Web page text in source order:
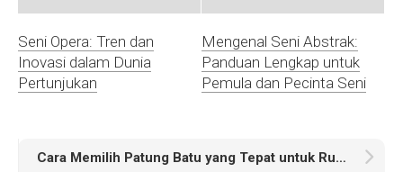
Seni Opera: Tren dan
Inovasi dalam Dunia
Pertunjukan
Mengenal Seni Abstrak:
Panduan Lengkap untuk
Pemula dan Pecinta Seni
Cara Memilih Patung Batu yang Tepat untuk Rumah Anda